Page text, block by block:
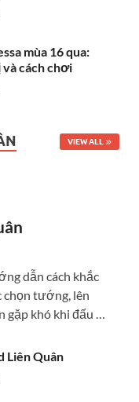
mùa 16 qua:
cách chơi
VIEW ALL
dẫn cách khắc
chọn tướng, lên
gặp khó khi đấu …
Liên Quân